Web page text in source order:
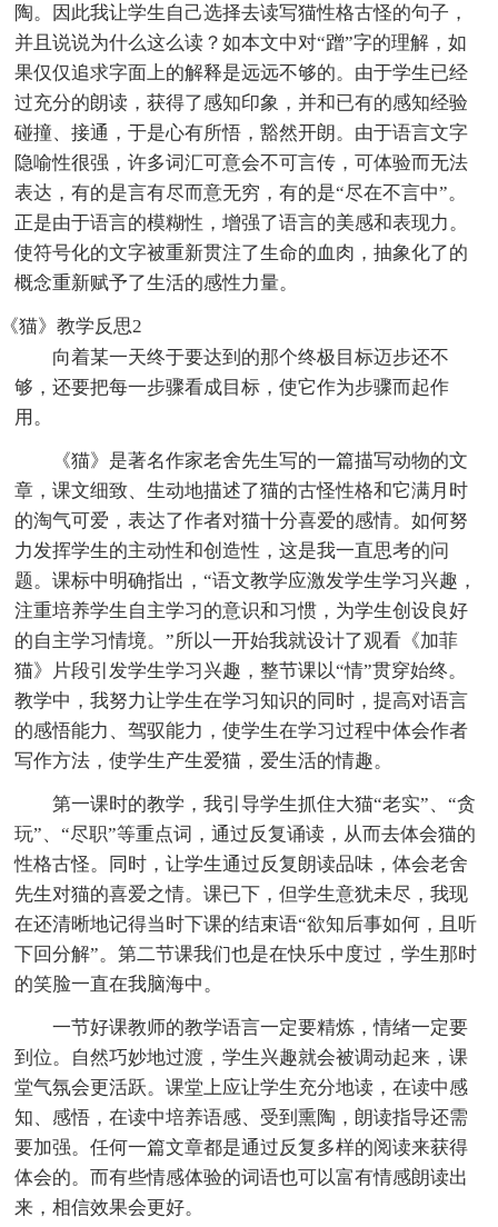
陶。因此我让学生自己选择去读写猫性格古怪的句子，
并且说说为什么这么读？如本文中对“蹭”字的理解，如
果仅仅追求字面上的解释是远远不够的。由于学生已经
过充分的朗读，获得了感知印象，并和已有的感知经验
碰撞、接通，于是心有所悟，豁然开朗。由于语言文字
隐喻性很强，许多词汇可意会不可言传，可体验而无法
表达，有的是言有尽而意无穷，有的是“尽在不言中”。
正是由于语言的模糊性，增强了语言的美感和表现力。
使符号化的文字被重新贯注了生命的血肉，抽象化了的
概念重新赋予了生活的感性力量。
《猫》教学反思2
向着某一天终于要达到的那个终极目标迈步还不
够，还要把每一步骤看成目标，使它作为步骤而起作
用。
《猫》是著名作家老舍先生写的一篇描写动物的文
章，课文细致、生动地描述了猫的古怪性格和它满月时
的淘气可爱，表达了作者对猫十分喜爱的感情。如何努
力发挥学生的主动性和创造性，这是我一直思考的问
题。课标中明确指出，“语文教学应激发学生学习兴趣，
注重培养学生自主学习的意识和习惯，为学生创设良好
的自主学习情境。”所以一开始我就设计了观看《加菲
猫》片段引发学生学习兴趣，整节课以“情”贯穿始终。
教学中，我努力让学生在学习知识的同时，提高对语言
的感悟能力、驾驭能力，使学生在学习过程中体会作者
写作方法，使学生产生爱猫，爱生活的情趣。
第一课时的教学，我引导学生抓住大猫“老实”、“贪
玩”、“尽职”等重点词，通过反复诵读，从而去体会猫的
性格古怪。同时，让学生通过反复朗读品味，体会老舍
先生对猫的喜爱之情。课已下，但学生意犹未尽，我现
在还清晰地记得当时下课的结束语“欲知后事如何，且听
下回分解”。第二节课我们也是在快乐中度过，学生那时
的笑脸一直在我脑海中。
一节好课教师的教学语言一定要精炼，情绪一定要
到位。自然巧妙地过渡，学生兴趣就会被调动起来，课
堂气氛会更活跃。课堂上应让学生充分地读，在读中感
知、感悟，在读中培养语感、受到熏陶，朗读指导还需
要加强。任何一篇文章都是通过反复多样的阅读来获得
体会的。而有些情感体验的词语也可以富有情感朗读出
来，相信效果会更好。